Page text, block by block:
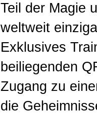
Teil der Magie
weltweit
Exklusives
beiliegenden
Zugang zu
die